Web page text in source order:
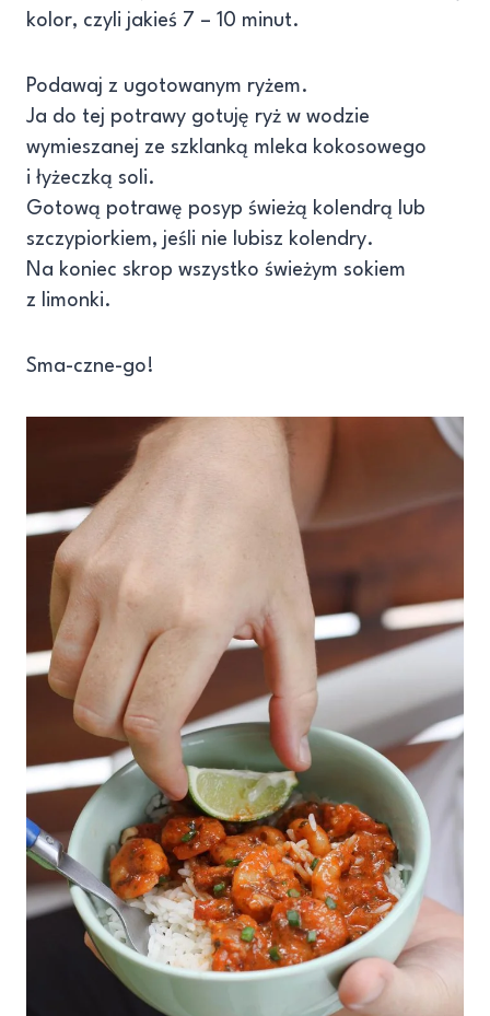
kolor, czyli jakieś 7 – 10 minut.
Podawaj z ugotowanym ryżem.
Ja do tej potrawy gotuję ryż w wodzie
wymieszanej ze szklanką mleka kokosowego
i łyżeczką soli.
Gotową potrawę posyp świeżą kolendrą lub
szczypiorkiem, jeśli nie lubisz kolendry.
Na koniec skrop wszystko świeżym sokiem
z limonki.
Sma-czne-go!